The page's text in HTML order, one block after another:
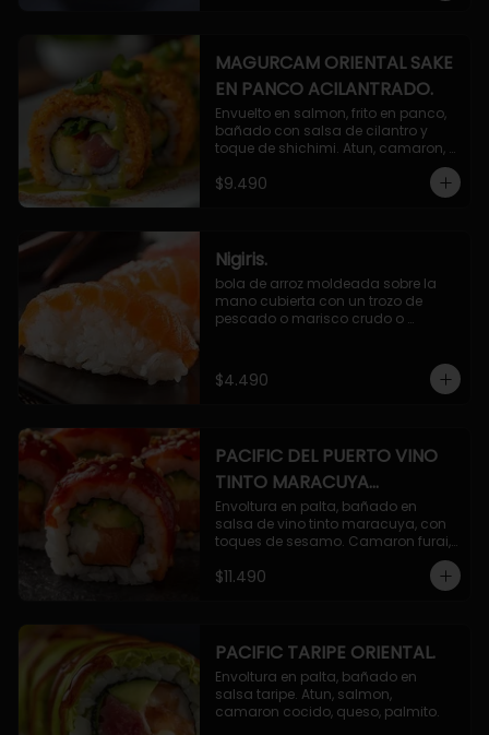
MAGURCAM ORIENTAL SAKE
EN PANCO ACILANTRADO.
Envuelto en salmon, frito en panco,
bañado con salsa de cilantro y
toque de shichimi. Atun, camaron,
$9.490
Nigiris.
bola de arroz moldeada sobre la
mano cubierta con un trozo de
pescado o marisco crudo o
$4.490
PACIFIC DEL PUERTO VINO
TINTO MARACUYA
ORIENTAL.
Envoltura en palta, bañado en
salsa de vino tinto maracuya, con
toques de sesamo. Camaron furai,
$11.490
PACIFIC TARIPE ORIENTAL.
Envoltura en palta, bañado en
salsa taripe. Atun, salmon,
camaron cocido, queso, palmito.